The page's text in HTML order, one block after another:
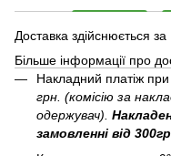
Доставка здійснюється
Більше інформації про
Накладний платіж
грн. (комісію за
одержувач).
замовленні від